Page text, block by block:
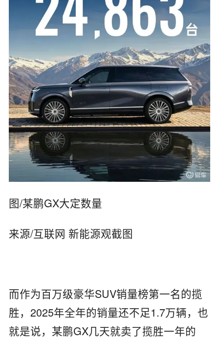
图/某鹏GX大定数量
来源/互联网 新能源观截图
而作为百万级豪华SUV销量榜第一名的揽
胜，2025年全年的销量还不足1.7万辆，也
就是说，某鹏GX几天就卖了揽胜一年的